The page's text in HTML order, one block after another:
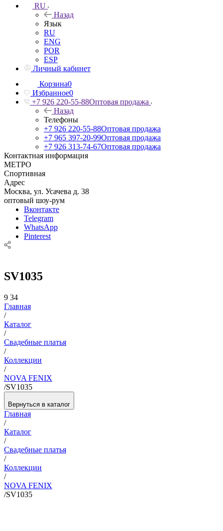
RU
Назад
Язык
RU
ENG
POR
ESP
Личный кабинет
Корзина0
Избранное0
+7 926 220-55-88Оптовая продажа
Назад
Телефоны
+7 926 220-55-88Оптовая продажа
+7 965 397-20-99Оптовая продажа
+7 926 313-74-67Оптовая продажа
Контактная информация
МЕТРО
Спортивная
Адрес
Москва, ул. Усачева д. 38
оптовый шоу-рум
Вконтакте
Telegram
WhatsApp
Pinterest
SV1035
9 34
Главная
/
Каталог
/
Свадебные платья
/
Коллекции
/
NOVA FENIX
/SV1035
Вернуться в каталог
Главная
/
Каталог
/
Свадебные платья
/
Коллекции
/
NOVA FENIX
/SV1035